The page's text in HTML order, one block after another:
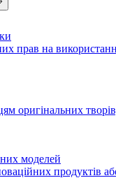
прав на
оригінальних
моделей
продуктів